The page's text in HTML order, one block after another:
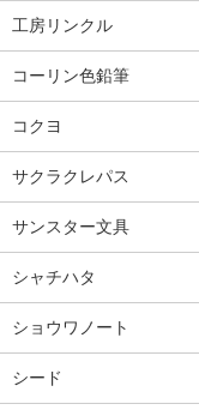
工房リンクル
コーリン色鉛筆
コクヨ
サクラクレパス
サンスター文具
シャチハタ
ショウワノート
シード